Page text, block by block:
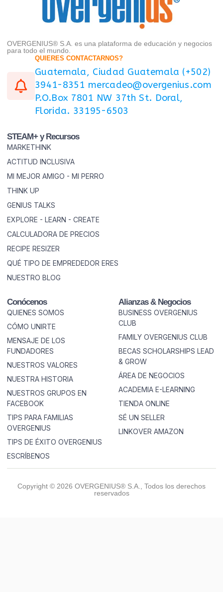
OVERGENIUS® S.A. es una plataforma de educación y negocios
para todo el mundo.
QUIERES CONTACTARNOS?
Guatemala, Ciudad Guatemala (+502)
3941-8351 mercadeo@overgenius.com
P.O.Box 7801 NW 37th St. Doral,
Florida. 33195-6503
STEAM+ y Recursos
MARKETHINK
ACTITUD INCLUSIVA
MI MEJOR AMIGO - MI PERRO
THINK UP
GENIUS TALKS
EXPLORE - LEARN - CREATE
CALCULADORA DE PRECIOS
RECIPE RESIZER
QUÉ TIPO DE EMPREDEDOR ERES
NUESTRO BLOG
Conócenos
QUIENES SOMOS
CÓMO UNIRTE
MENSAJE DE LOS
FUNDADORES
NUESTROS VALORES
NUESTRA HISTORIA
NUESTROS GRUPOS EN
FACEBOOK
TIPS PARA FAMILIAS
OVERGENIUS
TIPS DE ÉXITO OVERGENIUS
ESCRÍBENOS
Alianzas & Negocios
BUSINESS OVERGENIUS
CLUB
FAMILY OVERGENIUS CLUB
BECAS SCHOLARSHIPS LEAD
& GROW
ÁREA DE NEGOCIOS
ACADEMIA E-LEARNING
TIENDA ONLINE
SÉ UN SELLER
LINKOVER AMAZON
Copyright © 2026 OVERGENIUS® S.A., Todos los derechos
reservados